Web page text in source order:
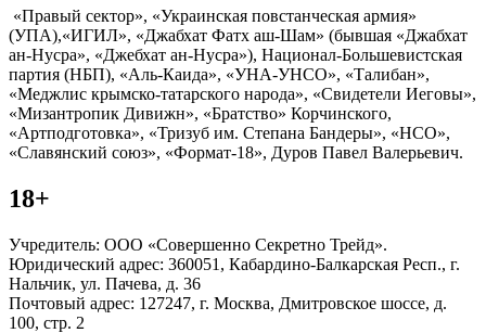
«Правый сектор», «Украинская повстанческая армия»
(УПА),«ИГИЛ», «Джабхат Фатх аш-Шам» (бывшая «Джабхат
ан-Нусра», «Джебхат ан-Нусра»), Национал-Большевистская
партия (НБП), «Аль-Каида», «УНА-УНСО», «Талибан»,
«Меджлис крымско-татарского народа», «Свидетели Иеговы»,
«Мизантропик Дивижн», «Братство» Корчинского,
«Артподготовка», «Тризуб им. Степана Бандеры», «НСО»,
«Славянский союз», «Формат-18», Дуров Павел Валерьевич.
18+
Учредитель: ООО «Совершенно Секретно Трейд».
Юридический адрес: 360051, Кабардино-Балкарская Респ., г.
Нальчик, ул. Пачева, д. 36
Почтовый адрес: 127247, г. Москва, Дмитровское шоссе, д.
100, стр. 2